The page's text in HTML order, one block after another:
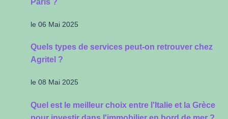
le 06 Mai 2025
Quels types de services peut-on retrouver chez
Agritel ?
le 08 Mai 2025
Quel est le meilleur choix entre l'Italie et la Grèce